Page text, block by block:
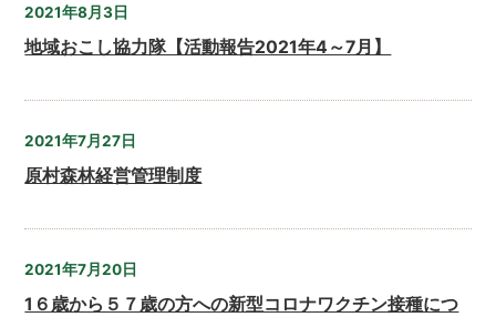
2021年8月3日
地域おこし協力隊【活動報告2021年4～7月】
2021年7月27日
原村森林経営管理制度
2021年7月20日
1６歳から５７歳の方への新型コロナワクチン接種につ